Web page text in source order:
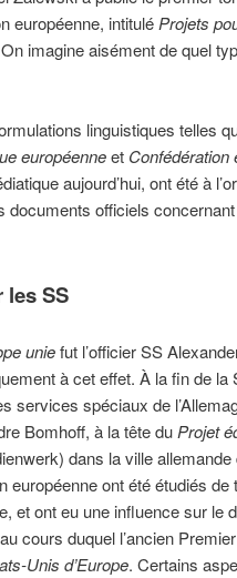
européenne, intitulé Projets
imagine aisément de quel
linguistiques telles
européenneet Confédération
aujourd’hui, ont été à
officiels
les SS
uniefut l’officier SS
à cet effet. À la fin de la
services spéciaux de
Bomhoff, à la tête du Projet
dans la ville allemande
européenne ont été étudiés
et ont eu une influence sur le
cours duquel l’ancien
Unis d’Europe. Certains